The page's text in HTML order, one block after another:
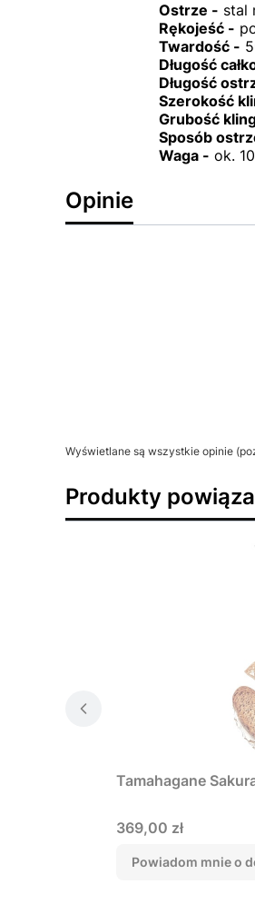
Ostrze - stal
Rękojeść -
Twardość -
Długość
Długość
Szerokość
Grubość
Sposób
Waga - ok.
Opinie
Wyświetlane są wszystkie opinie
Produkty
Tamahagane
Cena
369,00 zł
Powiadom mnie o